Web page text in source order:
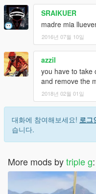
More maps will be created
CHANNEL YOUTUBE-
https://www.youtube.com/
SRAIKUER
madre mia
2016년 07월 10일
azzil
you have to take
and remove the
2018년 02월 01일
대화에 참여해보세요! 로그
습니다.
More mods bytriple g: